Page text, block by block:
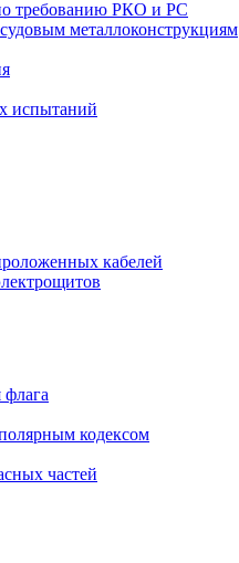
требованию РКО и РС
металлоконструкциям
испытаний
кабелей
кодексом
частей